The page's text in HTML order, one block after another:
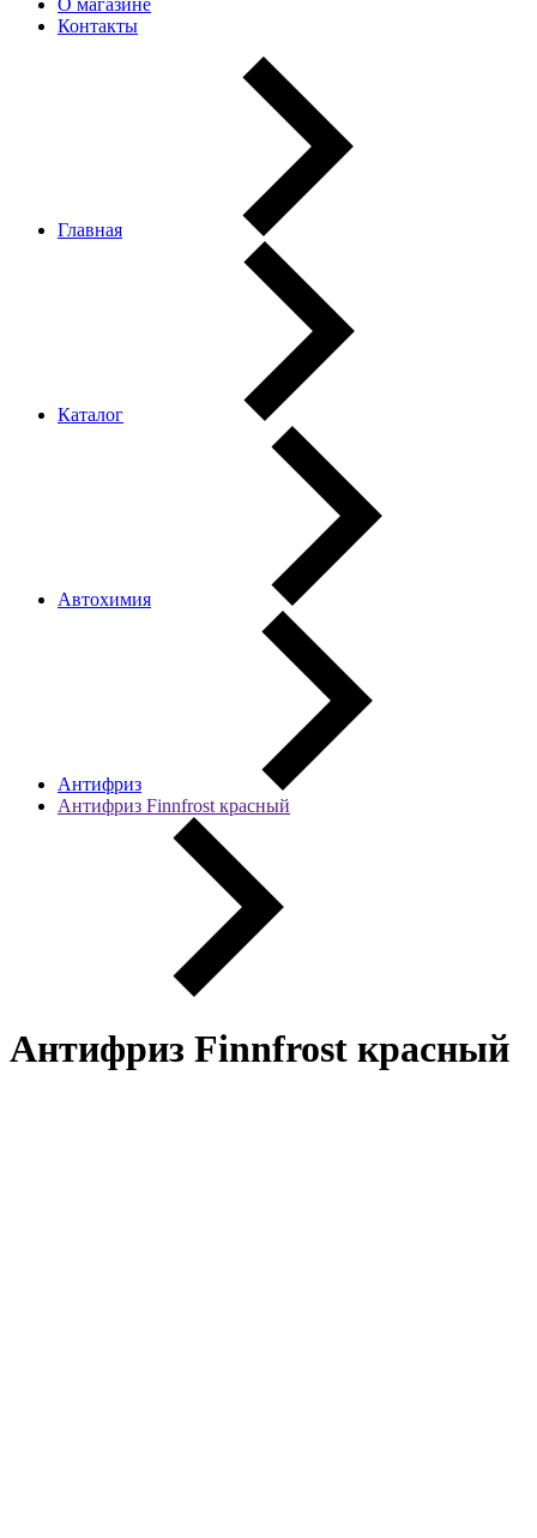
О магазине
Контакты
Главная
Каталог
Автохимия
Антифриз
Антифриз Finnfrost красный
Антифриз Finnfrost красный